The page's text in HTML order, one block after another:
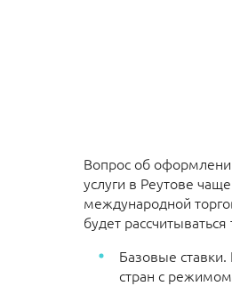
Вопрос об
услуги в Реутове чаще
международной
будет
Базовые
стран с